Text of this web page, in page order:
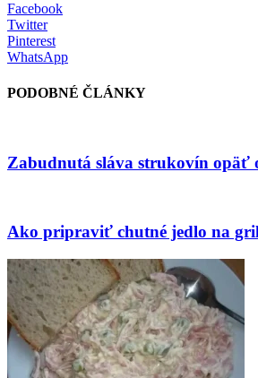
Facebook
Twitter
Pinterest
WhatsApp
PODOBNÉ ČLÁNKY
Zabudnutá sláva strukovín opäť
Ako pripraviť chutné jedlo na